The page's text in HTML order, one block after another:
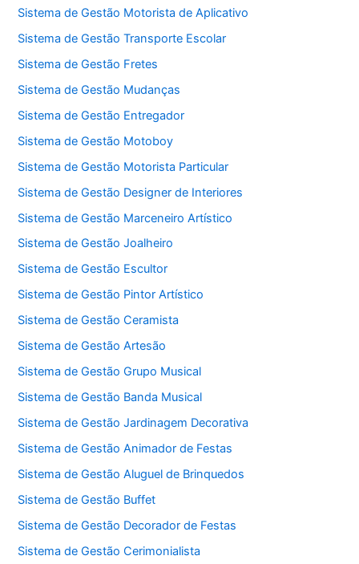
Sistema de Gestão Motorista de Aplicativo
Sistema de Gestão Transporte Escolar
Sistema de Gestão Fretes
Sistema de Gestão Mudanças
Sistema de Gestão Entregador
Sistema de Gestão Motoboy
Sistema de Gestão Motorista Particular
Sistema de Gestão Designer de Interiores
Sistema de Gestão Marceneiro Artístico
Sistema de Gestão Joalheiro
Sistema de Gestão Escultor
Sistema de Gestão Pintor Artístico
Sistema de Gestão Ceramista
Sistema de Gestão Artesão
Sistema de Gestão Grupo Musical
Sistema de Gestão Banda Musical
Sistema de Gestão Jardinagem Decorativa
Sistema de Gestão Animador de Festas
Sistema de Gestão Aluguel de Brinquedos
Sistema de Gestão Buffet
Sistema de Gestão Decorador de Festas
Sistema de Gestão Cerimonialista